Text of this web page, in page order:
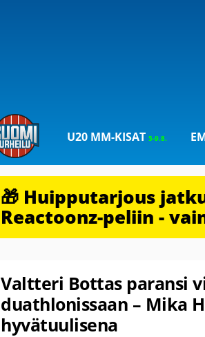
U20 MM-KISAT5-9.8.
🎁 Huipputarjous
Reactoonz-peliin -
Valtteri Bottas paransi
duathlonissaan – Mika
hyvätuulisena